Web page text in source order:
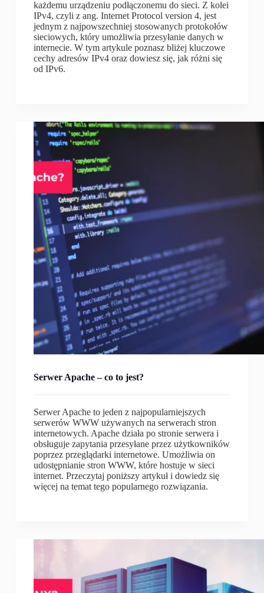
każdemu urządzeniu podłączonemu do sieci. Z kolei
IPv4, czyli z ang. Internet Protocol version 4, jest
jednym z najpowszechniej stosowanych protokołów
sieciowych, który umożliwia przesyłanie danych w
internecie. W tym artykule poznasz bliżej kluczowe
cechy adresów IPv4 oraz dowiesz się, jak różni się
od IPv6.
Serwer Apache – co to jest?
Serwer Apache to jeden z najpopularniejszych
serwerów WWW używanych na serwerach stron
internetowych. Apache działa po stronie serwera i
obsługuje zapytania przesyłane przez użytkowników
poprzez przeglądarki internetowe. Umożliwia on
udostępnianie stron WWW, które hostuje w sieci
internet. Przeczytaj poniższy artykuł i dowiedz się
więcej na temat tego popularnego rozwiązania.